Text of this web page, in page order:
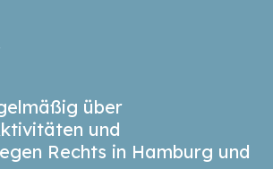
über
und
Rechts in Hamburg und